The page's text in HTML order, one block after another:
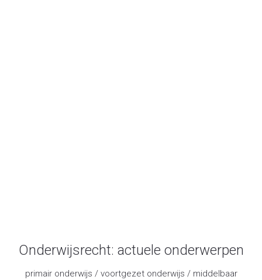
Onderwijsrecht: actuele onderwerpen
primair onderwijs / voortgezet onderwijs / middelbaar